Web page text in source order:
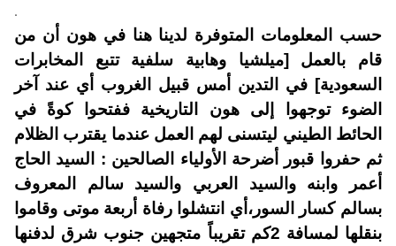
.
حسب المعلومات المتوفرة لدينا هنا في هون أن من
قام بالعمل [ميلشيا وهابية سلفية تتبع المخابرات
السعودية] في التدين أمس قبيل الغروب أي عند آخر
الضوء توجهوا إلى هون التاريخية ففتحوا كوةً في
الحائط الطيني ليتسنى لهم العمل عندما يقترب الظلام
ثم حفروا قبور أضرحة الأولياء الصالحين : السيد الحاج
أعمر وابنه والسيد العربي والسيد سالم المعروف
بسالم كسار السور،أي انتشلوا رفاة أربعة موتى وقاموا
بنقلها لمسافة 2كم تقريباً متجهين جنوب شرق لدفنها